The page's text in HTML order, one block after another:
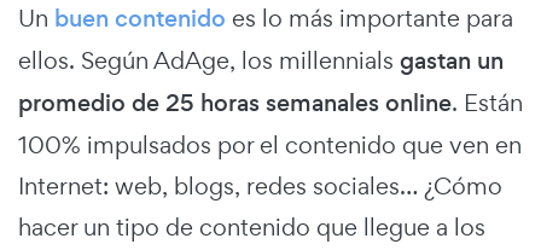
Un buen contenido es lo más importante para
ellos. Según AdAge, los millennials gastan un
promedio de 25 horas semanales online. Están
100% impulsados por el contenido que ven en
Internet: web, blogs, redes sociales… ¿Cómo
hacer un tipo de contenido que llegue a los